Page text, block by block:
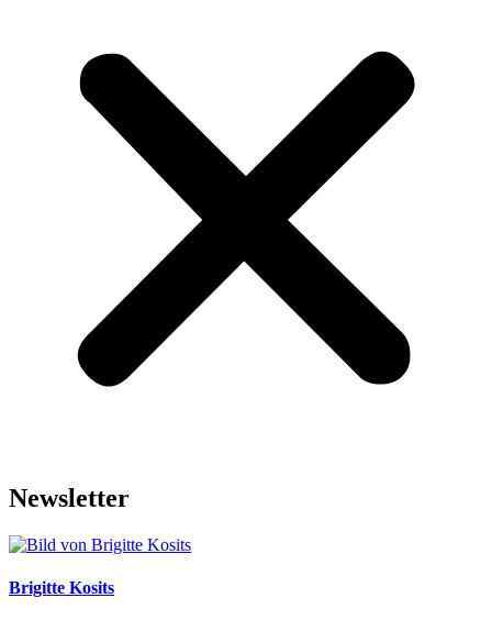
Newsletter
Brigitte Kosits